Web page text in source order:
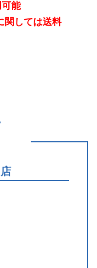
可能
関しては送料